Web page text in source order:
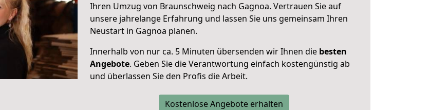
Ihren Umzug von Braunschweig nach Gagnoa. Vertrauen Sie auf
unsere jahrelange Erfahrung und lassen Sie uns gemeinsam Ihren
Neustart in Gagnoa planen.
Innerhalb von nur ca. 5 Minuten übersenden wir Ihnen die besten
Angebote. Geben Sie die Verantwortung einfach kostengünstig ab
und überlassen Sie den Profis die Arbeit.
Kostenlose Angebote erhalten